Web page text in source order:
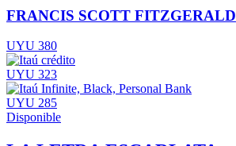
FRANCIS SCOTT FITZGERALD
UYU 380
UYU 323
UYU 285
Disponible